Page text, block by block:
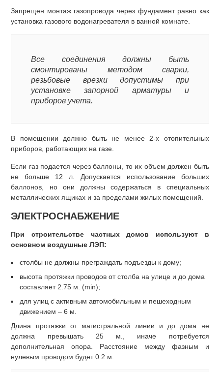
Запрещен монтаж газопровода через фундамент равно как
установка газового водонагревателя в ванной комнате.
Все соединения должны быть
смонтированы методом сварки,
резьбовые врезки допустимы при
установке запорной арматуры и
приборов учета.
В помещении должно быть не менее 2-х отопительных
приборов, работающих на газе.
Если газ подается через баллоны, то их объем должен быть
не больше 12 л. Допускается использование больших
баллонов, но они должны содержаться в специальных
металлических ящиках и за пределами жилых помещений.
ЭЛЕКТРОСНАБЖЕНИЕ
При строительстве частных домов используют в
основном воздушные ЛЭП:
столбы не должны преграждать подъезды к дому;
высота протяжки проводов от столба на улице и до дома
составляет 2.75 м. (min);
для улиц с активным автомобильным и пешеходным
движением – 6 м.
Длина протяжки от магистральной линии и до дома не
должна превышать 25 м., иначе потребуется
дополнительная опора. Расстояние между фазным и
нулевым проводом будет 0.2 м.